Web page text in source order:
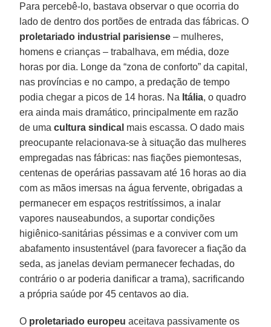
Para percebê-lo, bastava observar o que ocorria do
lado de dentro dos portões de entrada das fábricas. O
proletariado industrial parisiense – mulheres,
homens e crianças – trabalhava, em média, doze
horas por dia. Longe da “zona de conforto” da capital,
nas províncias e no campo, a predação de tempo
podia chegar a picos de 14 horas. Na Itália, o quadro
era ainda mais dramático, principalmente em razão
de uma cultura sindical mais escassa. O dado mais
preocupante relacionava-se à situação das mulheres
empregadas nas fábricas: nas fiações piemontesas,
centenas de operárias passavam até 16 horas ao dia
com as mãos imersas na água fervente, obrigadas a
permanecer em espaços restritíssimos, a inalar
vapores nauseabundos, a suportar condições
higiênico-sanitárias péssimas e a conviver com um
abafamento insustentável (para favorecer a fiação da
seda, as janelas deviam permanecer fechadas, do
contrário o ar poderia danificar a trama), sacrificando
a própria saúde por 45 centavos ao dia.
O proletariado europeu aceitava passivamente os